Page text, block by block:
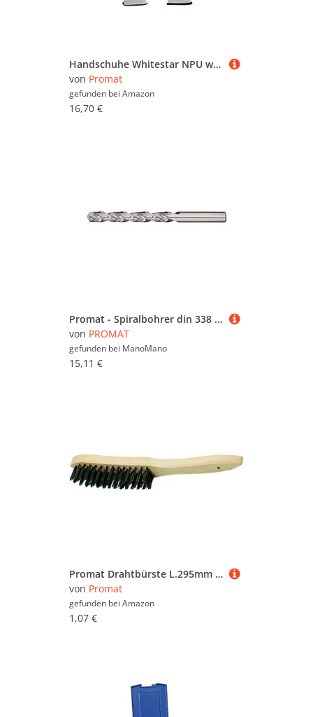
Handschuhe Whitestar NPU weiß EN 388 PSA II Nyl.m.PU PROMAT 12 Paar 11
von Promat
gefunden bei Amazon
16,70 €
Promat - Spiralbohrer din 338 Typ w Nenn-Ø 12 mm hss profilgeschliffen Zylinderschaft
von PROMAT
gefunden bei ManoMano
15,11 €
Promat Drahtbürste L.295mm Gussstahl 0,35mm 2-reihig
von Promat
gefunden bei Amazon
1,07 €